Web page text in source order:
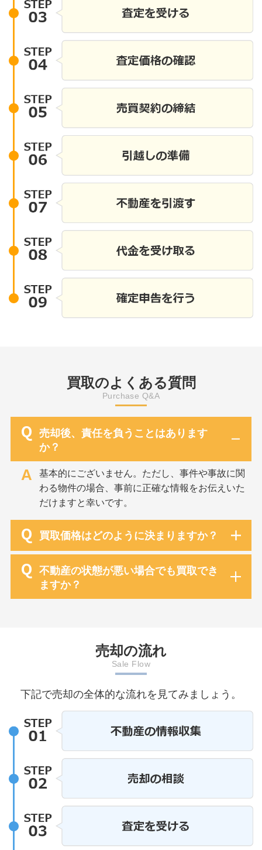
約前に質問する
せません。ま
ことで、見えな
あります。通
は契約不適合
へ通知する必要
、契約不適合
があります。
」と放置せ
かに仲介会社や
。中古住宅で
は、「現状有
あります。し
ているからとい
るわけではあ
知書にどのよ
よって判断さ
ることが何よ
買を行う際の
含む不動産取引
限や利用条件
い地域では水
大切です。地域
あれば、物件の
サポートしま
、弥富市・愛西
中心に、不動
います。契約不
ちろん、売却前
確認、契約書の
つひとつ丁寧に
後のトラブルを
して購入した
の段階からぜひ
年の民法改正以
いるか」が判断
の強みを活か
ートしていま
討中の方は、
前の疑問や不
納得の不動産取
ノベーションア
イザー・損害
多いと思いま
買取のよくある質問
Purchase Q&A
Q
売却後、責任を負うことはあります
か？
A
基本的にございません。ただし、事件や事故に関
わる物件の場合、事前に正確な情報をお伝えいた
だけますと幸いです。
Q 買取価格はどのように決まりますか？
Q
不動産の状態が悪い場合でも買取でき
ますか？
売却の流れ
Sale Flow
下記で売却の全体的な流れを見てみましょう。